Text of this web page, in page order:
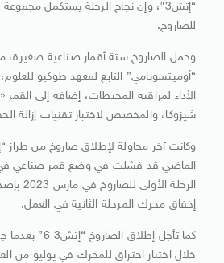
“إتش3″، وإن نجاح الرحلة يستكمل مجموعة
للصاروخ.
وحمل الصاروخ ستة أقمار صناعية صغيرة،
“أوميتسوبامي” التابع لمعهد طوكيو للعلوم،
الأداء لمراقبة المحيطات، إضافة إلى القمر
شيزوكا، والمخصص لاختبار تقنيات إزالة
الماضي قد فشلت في وضع قمر صناعي في
الرحلة
إخفاق محرك المرحلة الثانية في العمل.
كما تأجل إطلاق
خلال اختبار احتراق للمحرك في يوليو من